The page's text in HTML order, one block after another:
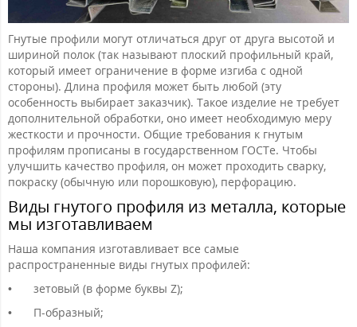
Гнутые профили могут отличаться друг от друга высотой и
шириной полок (так называют плоский профильный край,
который имеет ограничение в форме изгиба с одной
стороны). Длина профиля может быть любой (эту
особенность выбирает заказчик). Такое изделие не требует
дополнительной обработки, оно имеет необходимую меру
жесткости и прочности. Общие требования к гнутым
профилям прописаны в государственном ГОСТе. Чтобы
улучшить качество профиля, он может проходить сварку,
покраску (обычную или порошковую), перфорацию.
Виды гнутого профиля из металла, которые
мы изготавливаем
Наша компания изготавливает все самые
распространенные виды гнутых профилей:
•
зетовый (в форме буквы Z);
•
П-образный;